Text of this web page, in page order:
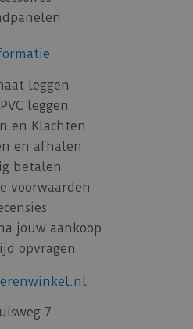
leggen
leggen
en Klachten
en afhalen
betalen
voorwaarden
jouw aankoop
opvragen
7